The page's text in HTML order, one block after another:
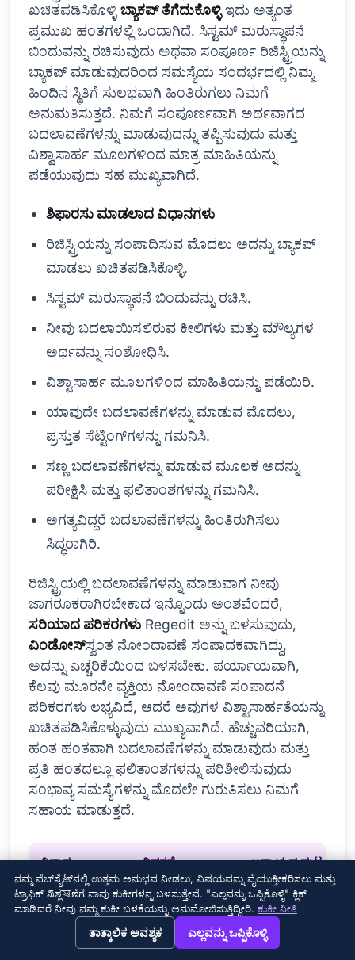
View this page in English? ×
ಖಚಿತಪಡಿಸಿಕೊಳ್ಳಿ ಬ್ಯಾಕಪ್ ತೆಗೆದುಕೊಳ್ಳಿಇದು ಅತ್ಯಂತ
ಪ್ರಮುಖ ಹಂತಗಳಲ್ಲಿ ಒಂದಾಗಿದೆ. ಸಿಸ್ಟಮ್ ಮರುಸ್ಥಾಪನೆ
ಬಿಂದುವನ್ನು ರಚಿಸುವುದು ಅಥವಾ ಸಂಪೂರ್ಣ ರಿಜಿಸ್ಟ್ರಿಯನ್ನು
ಬ್ಯಾಕಪ್ ಮಾಡುವುದರಿಂದ ಸಮಸ್ಯೆಯ ಸಂದರ್ಭದಲ್ಲಿ ನಿಮ್ಮ
ಹಿಂದಿನ ಸ್ಥಿತಿಗೆ ಸುಲಭವಾಗಿ ಹಿಂತಿರುಗಲು ನಿಮಗೆ
ಅನುಮತಿಸುತ್ತದೆ. ನಿಮಗೆ ಸಂಪೂರ್ಣವಾಗಿ ಅರ್ಥವಾಗದ
ಬದಲಾವಣೆಗಳನ್ನು ಮಾಡುವುದನ್ನು ತಪ್ಪಿಸುವುದು ಮತ್ತು
ವಿಶ್ವಾಸಾರ್ಹ ಮೂಲಗಳಿಂದ ಮಾತ್ರ ಮಾಹಿತಿಯನ್ನು
ಪಡೆಯುವುದು ಸಹ ಮುಖ್ಯವಾಗಿದೆ.
ಶಿಫಾರಸು ಮಾಡಲಾದ ವಿಧಾನಗಳು
ರಿಜಿಸ್ಟ್ರಿಯನ್ನು ಸಂಪಾದಿಸುವ ಮೊದಲು ಅದನ್ನು ಬ್ಯಾಕಪ್
ಮಾಡಲು ಖಚಿತಪಡಿಸಿಕೊಳ್ಳಿ.
ಸಿಸ್ಟಮ್ ಮರುಸ್ಥಾಪನೆ ಬಿಂದುವನ್ನು ರಚಿಸಿ.
ನೀವು ಬದಲಾಯಿಸಲಿರುವ ಕೀಲಿಗಳು ಮತ್ತು ಮೌಲ್ಯಗಳ
ಅರ್ಥವನ್ನು ಸಂಶೋಧಿಸಿ.
ವಿಶ್ವಾಸಾರ್ಹ ಮೂಲಗಳಿಂದ ಮಾಹಿತಿಯನ್ನು ಪಡೆಯಿರಿ.
ಯಾವುದೇ ಬದಲಾವಣೆಗಳನ್ನು ಮಾಡುವ ಮೊದಲು,
ಪ್ರಸ್ತುತ ಸೆಟ್ಟಿಂಗ್‌ಗಳನ್ನು ಗಮನಿಸಿ.
ಸಣ್ಣ ಬದಲಾವಣೆಗಳನ್ನು ಮಾಡುವ ಮೂಲಕ ಅದನ್ನು
ಪರೀಕ್ಷಿಸಿ ಮತ್ತು ಫಲಿತಾಂಶಗಳನ್ನು ಗಮನಿಸಿ.
ಅಗತ್ಯವಿದ್ದರೆ ಬದಲಾವಣೆಗಳನ್ನು ಹಿಂತಿರುಗಿಸಲು
ಸಿದ್ಧರಾಗಿರಿ.
ರಿಜಿಸ್ಟ್ರಿಯಲ್ಲಿ ಬದಲಾವಣೆಗಳನ್ನು ಮಾಡುವಾಗ ನೀವು
ಜಾಗರೂಕರಾಗಿರಬೇಕಾದ ಇನ್ನೊಂದು ಅಂಶವೆಂದರೆ,
ಸರಿಯಾದ ಪರಿಕರಗಳು Regedit ಅನ್ನು ಬಳಸುವುದು,
ವಿಂಡೋಸ್ಸ್ವಂತ ನೋಂದಾವಣೆ ಸಂಪಾದಕವಾಗಿದ್ದು,
ಅದನ್ನು ಎಚ್ಚರಿಕೆಯಿಂದ ಬಳಸಬೇಕು. ಪರ್ಯಾಯವಾಗಿ,
ಕೆಲವು ಮೂರನೇ ವ್ಯಕ್ತಿಯ ನೋಂದಾವಣೆ ಸಂಪಾದನೆ
ಪರಿಕರಗಳು ಲಭ್ಯವಿದೆ, ಆದರೆ ಅವುಗಳ ವಿಶ್ವಾಸಾರ್ಹತೆಯನ್ನು
ಖಚಿತಪಡಿಸಿಕೊಳ್ಳುವುದು ಮುಖ್ಯವಾಗಿದೆ. ಹೆಚ್ಚುವರಿಯಾಗಿ,
ಹಂತ ಹಂತವಾಗಿ ಬದಲಾವಣೆಗಳನ್ನು ಮಾಡುವುದು ಮತ್ತು
ಪ್ರತಿ ಹಂತದಲ್ಲೂ ಫಲಿತಾಂಶಗಳನ್ನು ಪರಿಶೀಲಿಸುವುದು
ಸಂಭಾವ್ಯ ಸಮಸ್ಯೆಗಳನ್ನು ಮೊದಲೇ ಗುರುತಿಸಲು ನಿಮಗೆ
ಸಹಾಯ ಮಾಡುತ್ತದೆ.
ವಿಧಾನ ವಿವರಣೆ ಅಪಾಯದ ಮಟ್ಟ
ಬ್ಯಾಕಪ್ ರಿಜಿಸ್ಟ್ರಿ
ಸಂಪೂರ್ಣ
ನೋಂದಾವಣೆ
ಅಥವಾ ಅದರ
ಕಡಿಮೆ
ನಮ್ಮ ವೆಬ್‌ಸೈಟ್‌ನಲ್ಲಿ ಉತ್ತಮ ಅನುಭವ ನೀಡಲು, ವಿಷಯವನ್ನು ವೈಯುಕ್ತೀಕರಿಸಲು ಮತ್ತು
ಟ್ರಾಫಿಕ್ ವಿಶ್ಲেষಣೆಗೆ ನಾವು ಕುಕೀಗಳನ್ನ ಬಳಸುತ್ತೇವೆ. "ಎಲ್ಲವನ್ನು ಒಪ್ಪಿಕೊಳ್ಳಿ" ಕ್ಲಿಕ್
ಮಾಡಿದರೆ ನೀವು ನಮ್ಮ ಕುಕೀ ಬಳಕೆಯನ್ನು ಅನುಮೋಜಿಸುತ್ತಿದ್ದೀರಿ. ಕುಕೀ ನೀತಿ
ತಾತ್ಕಾಲಿಕ ಅವಶ್ಯಕ ಎಲ್ಲವನ್ನು ಒಪ್ಪಿಕೊಳ್ಳಿ